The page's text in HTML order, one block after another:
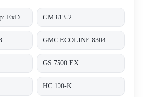
GM 813-2
GMC ECOLINE 8304
GS 7500 EX
HC 100-K